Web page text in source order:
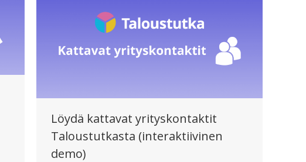
Löydä kattavat yrityskontaktit
Taloustutkasta (interaktiivinen
demo)